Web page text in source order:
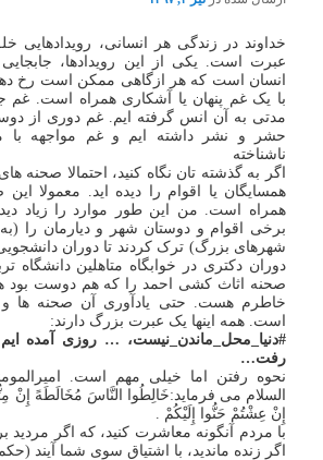
خداوند در زندگی هر انسانی، رویدادهایی
عبرت است. یکی از این رویدادها،
انسان است که هر ازگاهی ممکن است رخ دهد.
با یک غم پنهان یا آشکاری همراه است. غم
مدتی به آن انس گرفته ایم. غم دوری از
حشر و نشر داشته ایم و غم مواجهه با
ناشناخته
اگر به گذشته تان نگاه کنید، احتمالا صحنه
همسایگان یا اقوام را دیده اید. معمولا
همراه است. من این طور موارد را زیاد
برخی اقوام و دوستان شهر و دیارمان را (به
شهرهای بزرگ) ترک کردند تا دوران دانشجویی
دوران دکتری در خوابگاه متاهلین دانشگاه
صحنه اثاث کشی احمد را که هم دوست بود
خاطرم هست. حتی یادآوری آن صحنه ها و
است. همه اینها یک عبرت بزرگ دارند:
#دنیا_محل_ماندن_نیست، … روزی آمده
رفت…
نحوه رفتن اما خیلی مهم است.
السلام می فرماید:خَالِطُوا النَّاسَ مُخَالَطَهً إِنْ
إِنْ عِشْتُمْ حَنُّوا إِلَیْکُمْ .
با مردم آنگونه معاشرت کنید، که اگر مردید
اگر زنده ماندید، با اشتیاق سوى شما آیند (حکمت ۱۰ نهج